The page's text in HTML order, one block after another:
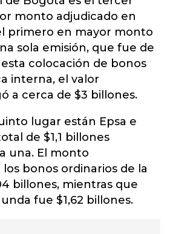
monto adjudicado en
primero en mayor monto
sola emisión, que fue de
esta colocación de bonos
interna, el valor
a cerca de $3 billones.
lugar están Epsa e
de $1,1 billones
una. El monto
bonos ordinarios de la
billones, mientras que
fue $1,62 billones.